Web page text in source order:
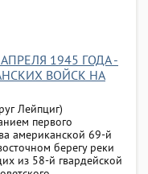
1945 ГОДА -
ВОЙСК НА
Лейпциг)
первого
американской 69-й
берегу реки
из 58-й гвардейской